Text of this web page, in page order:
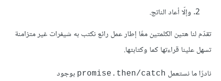
وإلّا أعاد الناتج.
تقدّم لنا هتين الكلمتين معًا إطار عمل رائع نكتب به شيفرات غير متزامنة
تسهل علينا قراءتها كما وكتابتها.
نادرًا ما نستعمل promise.then/catch بوجود